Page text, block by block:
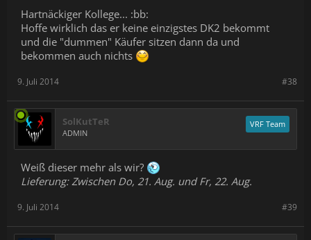
Hartnäckiger Kollege... :bb:
Hoffe wirklich das er keine einzigstes DK2 bekommt
und die "dummen" Käufer sitzen dann da und
bekommen auch nichts
#38
9. Juli 2014
SolKutTeR
ADMIN
VRF Team
Weiß dieser mehr als wir?
Lieferung: Zwischen Do, 21. Aug. und Fr, 22. Aug.
#39
9. Juli 2014